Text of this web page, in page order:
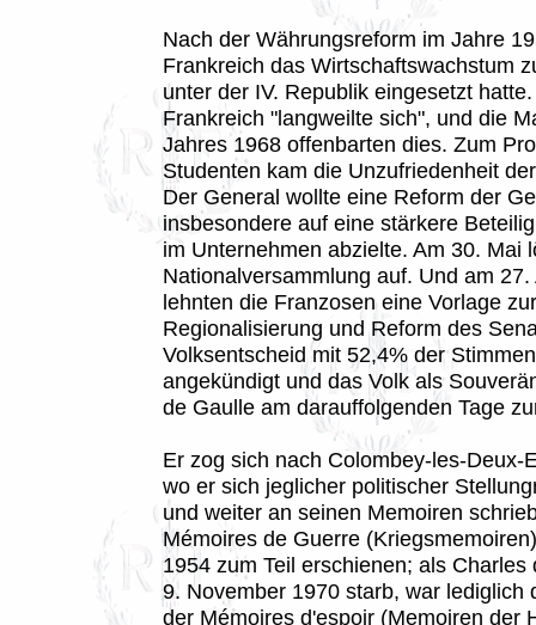
Nach der Währungsreform im Jahre
Frankreich das Wirtschaftswachstum
unter der IV. Republik eingesetzt
Frankreich "langweilte sich", und die
Jahres 1968 offenbarten dies. Zum
Studenten kam die Unzufriedenheit
Der General wollte eine Reform der
insbesondere auf eine stärkere
im Unternehmen abzielte. Am 30. Mai
Nationalversammlung auf. Und am 27.
lehnten die Franzosen eine Vorlage zur
Regionalisierung und Reform des
Volksentscheid mit 52,4% der
angekündigt und das Volk als
de Gaulle am darauffolgenden Tage
Er zog sich nach Colombey-les-Deux-
wo er sich jeglicher politischer
und weiter an seinen Memoiren
Mémoires de Guerre
1954 zum Teil erschienen; als Charles
9. November 1970 starb, war lediglich
der Mémoires d'espoir (Memoiren der